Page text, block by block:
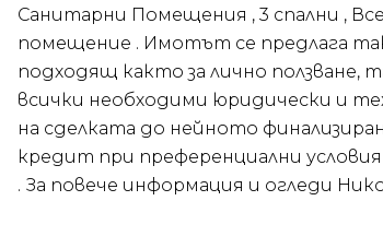
Санитарни Помещения , 3 спални ,
помещение . Имотът се предлага
подходящ както за лично ползване,
всички необходими юридически и
на сделката до нейното
кредит при преференциални
. За повече информация и огледи